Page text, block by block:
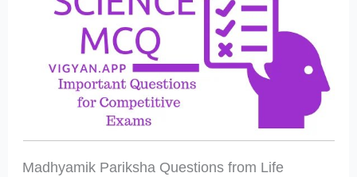
Madhyamik Pariksha Questions from Life